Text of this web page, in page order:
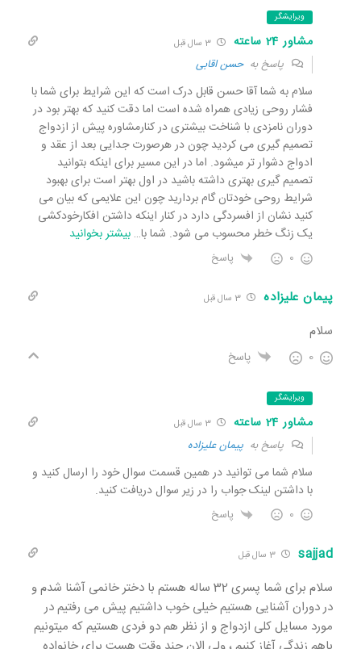
ویرایشگر
مشاور 24 ساعته 3 سال قبل
پاسخ بهحسن اقابی
سلام به شما آقا حسن قابل درک است که این شرایط برای شما با
فشار روحی زیادی همراه شده است اما دقت کنید که بهتر بود در
دوران نامزدی با شناخت بیشتری در کنارمشاوره پیش از ازدواج
تصمیم گیری می کردید چون در هرصورت جدایی بعد از عقد و
ادواج دشوار تر میشود. اما در این مسیر برای اینکه بتوانید
تصمیم گیری بهتری داشته باشید در اول بهتر است برای بهبود
شرایط روحی خودتان گام بردارید چون این علایمی که بیان می
کنید نشان از افسردگی دارد در کنار اینکه داشتن افکارخودکشی
یک زنگ خطر محسوب می شود. شما با… بیشتر بخوانید
0 پاسخ
پیمان علیزاده
سلام
0 پاسخ
ویرایشگر
مشاور 24 ساعته 3 سال قبل
پاسخ به پیمان علیزاده
سلام شما می توانید در همین قسمت سوال خود را ارسال کنید و
با داشتن لینک جواب را در زیر سوال دریافت کنید.
0 پاسخ
sajjad
سلام برای شما پسری 32 ساله هستم با دختر خانمی آشنا شدم و
در دوران آشنایی هستیم خیلی خوب داشتیم پیش می رفتیم در
مورد مسایل کلی ازدواج و از نظر هم دو فردی هستیم که میتونیم